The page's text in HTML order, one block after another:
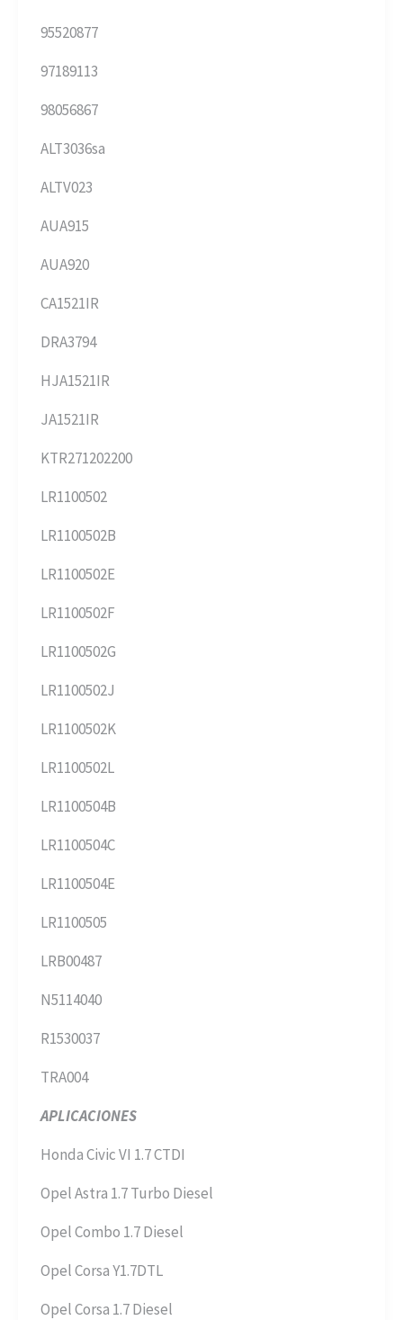
95520877
97189113
98056867
ALT3036sa
ALTV023
AUA915
AUA920
CA1521IR
DRA3794
HJA1521IR
JA1521IR
KTR271202200
LR1100502
LR1100502B
LR1100502E
LR1100502F
LR1100502G
LR1100502J
LR1100502K
LR1100502L
LR1100504B
LR1100504C
LR1100504E
LR1100505
LRB00487
N5114040
R1530037
TRA004
APLICACIONES
Honda Civic VI 1.7 CTDI
Opel Astra 1.7 Turbo Diesel
Opel Combo 1.7 Diesel
Opel Corsa Y1.7DTL
Opel Corsa 1.7 Diesel